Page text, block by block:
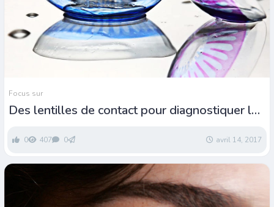
Focus sur
Des lentilles de contact pour diagnostiquer les
0 407 0 avril 14, 2017